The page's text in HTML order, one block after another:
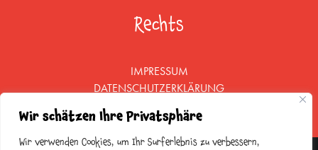
Wir schätzen Ihre Privatsphäre
Wir verwenden Cookies, um Ihr Surferlebnis zu verbessern,
Rechts
IMPRESSUM
DATENSCHUTZERKLÄRUNG